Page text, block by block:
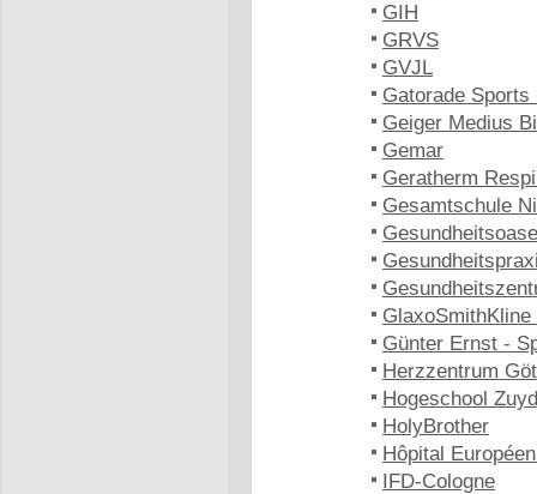
GIH
GRVS
GVJL
Gatorade
Geiger Medius
Gemar
Geratherm
Gesamtschule
GlaxoSmithKline
Günter Ernst -
Herzzentrum
Hogeschool Zuyd
HolyBrother
Hôpital
IFD-Cologne